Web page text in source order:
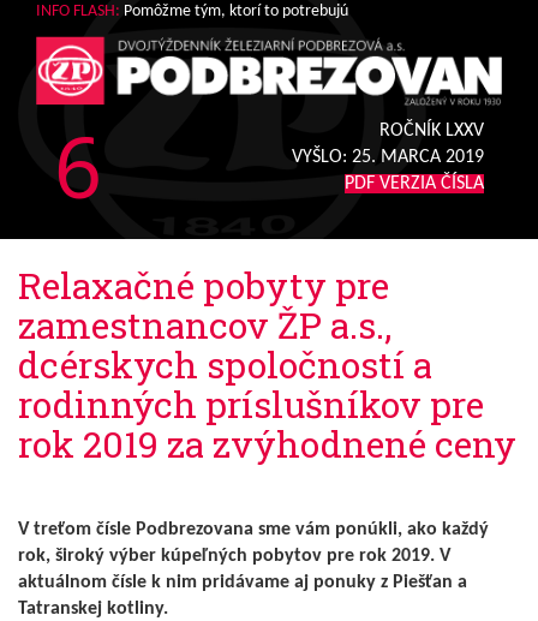
INFO FLASH: Pomôžme tým, ktorí to potrebujú
6
ROČNÍK LXXV
VYŠLO: 25. MARCA 2019
PDF VERZIA ČÍSLA
Relaxačné pobyty pre
zamestnancov ŽP a.s.,
dcérskych spoločností a
rodinných príslušníkov pre
rok 2019 za zvýhodnené ceny
V treťom čísle Podbrezovana sme vám ponúkli, ako každý
rok, široký výber kúpeľných pobytov pre rok 2019. V
aktuálnom čísle k nim pridávame aj ponuky z Piešťan a
Tatranskej kotliny.